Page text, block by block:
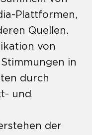
Plattformen,
Quellen.
von
in
durch
und
der